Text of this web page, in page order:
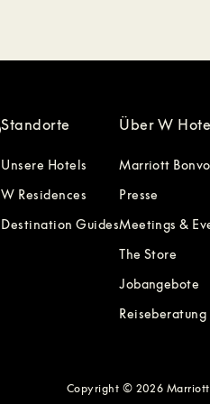
Standorte
Unsere Hotels
W Residences
Destination Guides
Über W
Marriott
Presse
Meetings &
The Store
Jobangebote
Reiseberatung
Copyright © 2026